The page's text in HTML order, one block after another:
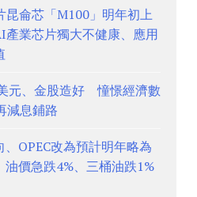
昆侖芯「M100」明年初上
業芯片獨大不健康、應用
元、金股造好 憧憬經濟數
減息鋪路
OPEC改為預計明年略為
價急跌4%、三桶油跌1%